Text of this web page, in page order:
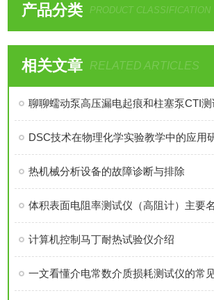
产品分类 PRODUCT CLASSIFICATION
相关文章 RELATED ARTICLES
聊聊蠕动泵高压漏电起痕和柱塞泵CTI
DSC技术在物理化学实验教学中的应用
热机械分析设备的故障诊断与排除
体积表面电阻率测试仪（高阻计）主要
计算机控制马丁耐热试验仪介绍
一文看懂介电常数介质损耗测试仪的常